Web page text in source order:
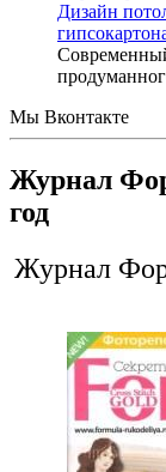
Дизайн
Мы Вконтакте
Журнал
год
Журнал